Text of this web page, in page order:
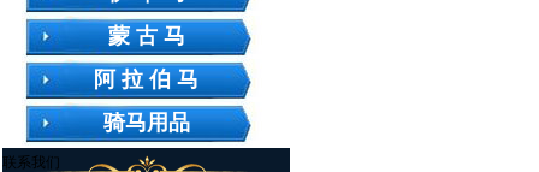
蒙 古 马
阿 拉 伯 马
骑马用品
联系我们